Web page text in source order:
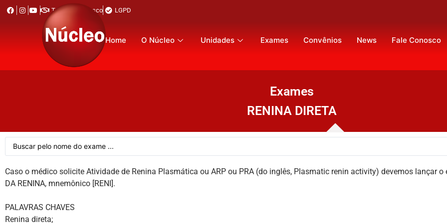
Trabalhe Conosco LGPD
Home O Núcleo Unidades Exames Convênios News Fale Conosco
Exames
RENINA DIRETA
Caso o médico solicite Atividade de Renina Plasmática ou ARP ou PRA (do inglês, Plasmatic renin activity) devemos lançar o
DA RENINA, mnemônico [RENI].
PALAVRAS CHAVES
Renina direta;